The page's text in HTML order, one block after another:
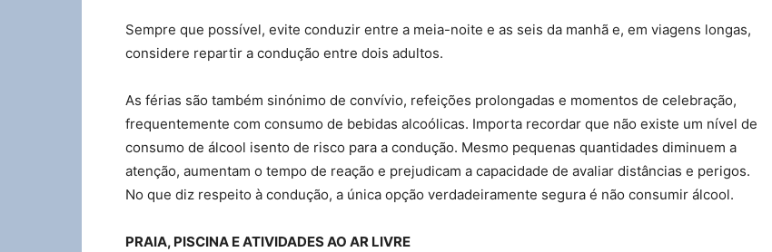
Sempre que possível, evite conduzir entre a meia-noite e as seis da manhã e, em viagens longas,
considere repartir a condução entre dois adultos.
As férias são também sinónimo de convívio, refeições prolongadas e momentos de celebração,
frequentemente com consumo de bebidas alcoólicas. Importa recordar que não existe um nível de
consumo de álcool isento de risco para a condução. Mesmo pequenas quantidades diminuem a
atenção, aumentam o tempo de reação e prejudicam a capacidade de avaliar distâncias e perigos.
No que diz respeito à condução, a única opção verdadeiramente segura é não consumir álcool.
PRAIA, PISCINA E ATIVIDADES AO AR LIVRE